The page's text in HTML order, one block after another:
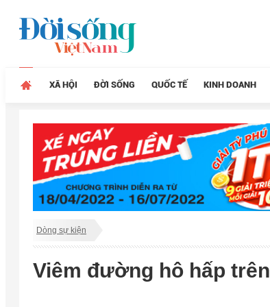
XÃ HỘI ĐỜI SỐNG QUỐC TẾ KINH DOANH
Dòng sự kiện
Viêm đường hô hấp trên